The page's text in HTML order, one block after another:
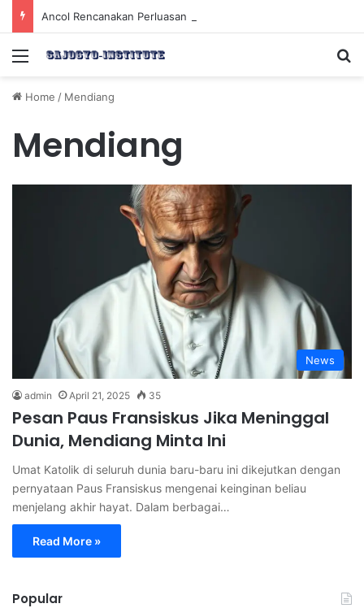
Menu
Home / Mendiang
Mendiang
News
admin April 21, 2025 35
Pesan Paus Fransiskus Jika Meninggal
Dunia, Mendiang Minta Ini
Umat Katolik di seluruh dunia baru-baru ini dikejutkan dengan
pernyataan Paus Fransiskus mengenai keinginan beliau
menjelang akhir hayat. Dalam berbagai…
Read More »
Popular